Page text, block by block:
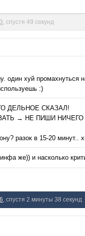
, спустя 49 секунд
один хуй промахнуться
:)
ДЕЛЬНОЕ СКАЗАЛ!
→ НЕ ПИШИ НИЧЕГО
разок в 15-20 минут..
же)) и насколько
, спустя 2 минуты 38 секунд